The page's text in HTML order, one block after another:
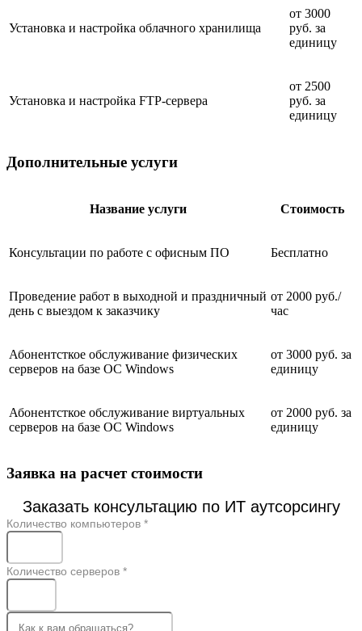
Установка и настройка облачного хранилища
от 3000
руб. за
единицу
Установка и настройка FTP-сервера
от 2500
руб. за
единицу
Дополнительные услуги
Название услуги Стоимость
Консультации по работе с офисным ПО Бесплатно
Проведение работ в выходной и праздничный
день с выездом к заказчику
от 2000 руб./
час
Абонентсткое обслуживание физических
серверов на базе ОС Windows
от 3000 руб. за
единицу
Абонентсткое обслуживание виртуальных
серверов на базе ОС Windows
от 2000 руб. за
единицу
Заявка на расчет стоимости
Заказать консультацию по ИТ аутсорсингу
Количество компьютеров *
Количество серверов *